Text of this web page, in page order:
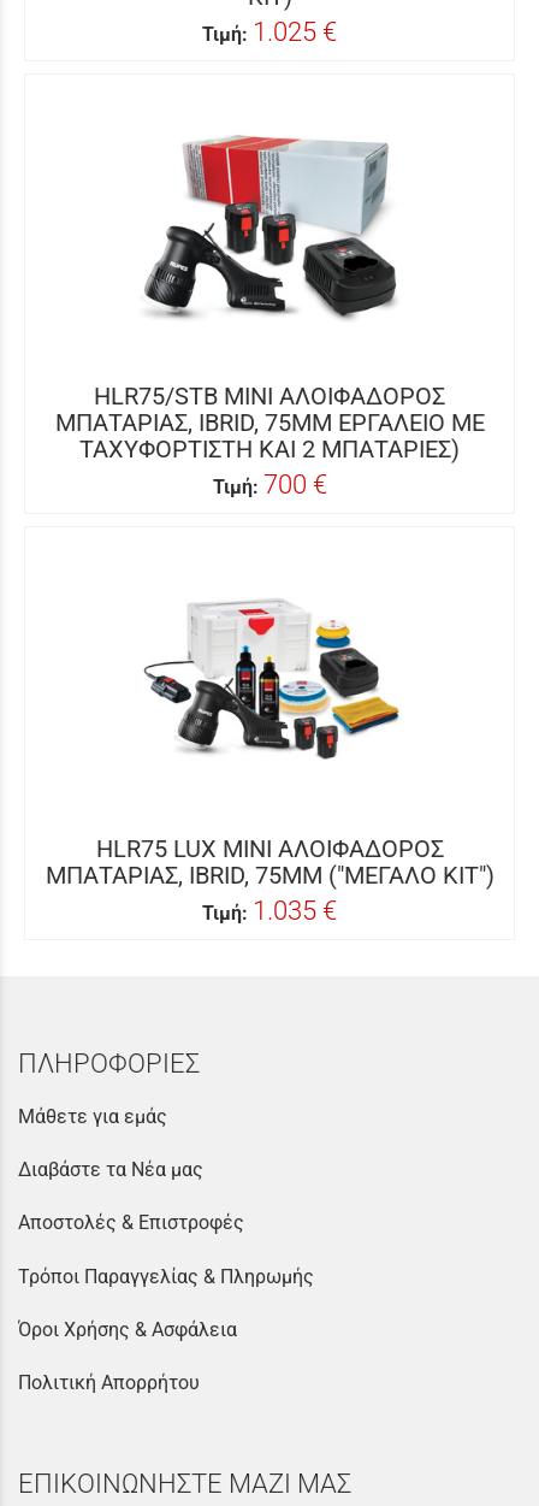
Τιμή: 1.025 €
HLR75/STB MINI ΑΛΟΙΦΑΔΟΡΟΣ
ΜΠΑΤΑΡΙΑΣ, IBRID, 75MM ΕΡΓΑΛΕΙΟ ΜΕ
ΤΑΧΥΦΟΡΤΙΣΤΗ ΚΑΙ 2 ΜΠΑΤΑΡΙΕΣ)
Τιμή: 700 €
HLR75 LUX MINI ΑΛΟΙΦΑΔΟΡΟΣ
ΜΠΑΤΑΡΙΑΣ, IBRID, 75MM ("ΜΕΓΑΛΟ ΚΙΤ")
Τιμή: 1.035 €
ΠΛΗΡΟΦΟΡΙΕΣ
Μάθετε για εμάς
Διαβάστε τα Νέα μας
Αποστολές & Επιστροφές
Τρόποι Παραγγελίας & Πληρωμής
Όροι Χρήσης & Ασφάλεια
Πολιτική Απορρήτου
ΕΠΙΚΟΙΝΩΝΗΣΤΕ ΜΑΖΙ ΜΑΣ